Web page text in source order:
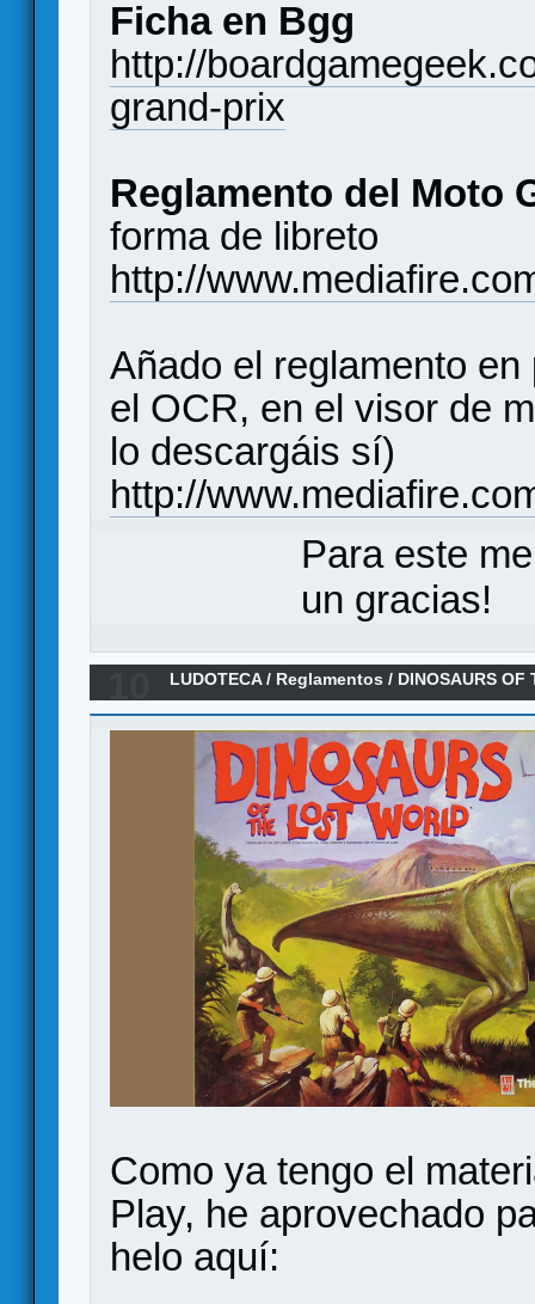
Ficha en Bgg
http://
grand-prix
Reglamento del Moto
forma de libreto
http://
Añado el reglamento
el OCR, en el visor de
lo descargáis sí)
http://
Para este
un gracias!
LUDOTECA/ Reglamentos / DINOSAURS
Como ya tengo el
Play, he aprovechado
helo aquí: